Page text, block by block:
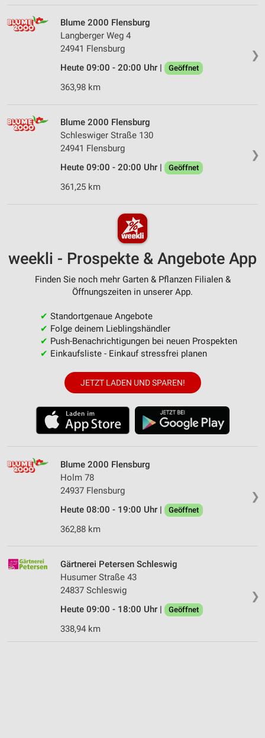
❯
Blume 2000 Flensburg
Langberger Weg 4
24941 Flensburg
Heute 09:00 - 20:00 Uhr |
Geöffnet
363,98 km
❯
Blume 2000 Flensburg
Schleswiger Straße 130
24941 Flensburg
Heute 09:00 - 20:00 Uhr |
Geöffnet
361,25 km
weekli - Prospekte & Angebote App
Finden Sie noch mehr Garten & Pflanzen Filialen &
Öffnungszeiten in unserer App.
✔ Standortgenaue Angebote
✔ Folge deinem Lieblingshändler
✔ Push-Benachrichtigungen bei neuen Prospekten
✔ Einkaufsliste - Einkauf stressfrei planen
JETZT LADEN UND SPAREN!
❯
Blume 2000 Flensburg
Holm 78
24937 Flensburg
Heute 08:00 - 19:00 Uhr |
Geöffnet
362,88 km
❯
Gärtnerei Petersen Schleswig
Husumer Straße 43
24837 Schleswig
Heute 09:00 - 18:00 Uhr |
Geöffnet
338,94 km